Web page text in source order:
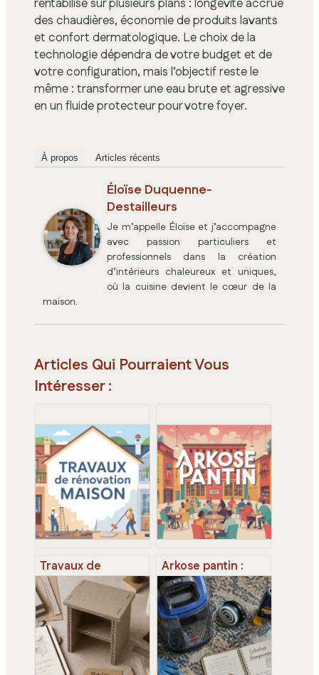
des chaudières, économie de produits lavants
et confort dermatologique. Le choix de la
technologie dépendra de votre budget et de
votre configuration, mais l’objectif reste le
même : transformer une eau brute et agressive
en un fluide protecteur pour votre foyer.
À propos Articles récents
Éloïse Duquenne-
Destailleurs
Je m’appelle Éloïse et j’accompagne
avec passion particuliers et
professionnels dans la création
d’intérieurs chaleureux et uniques,
où la cuisine devient le cœur de la
maison.
Articles Qui Pourraient Vous
Intéresser :
Travaux de
rénovation
maison : étapes
clés, budget et
erreurs à éviter
Arkose pantin :
blocpark,
restaurant et
coworking, ce qu’il
faut savoir